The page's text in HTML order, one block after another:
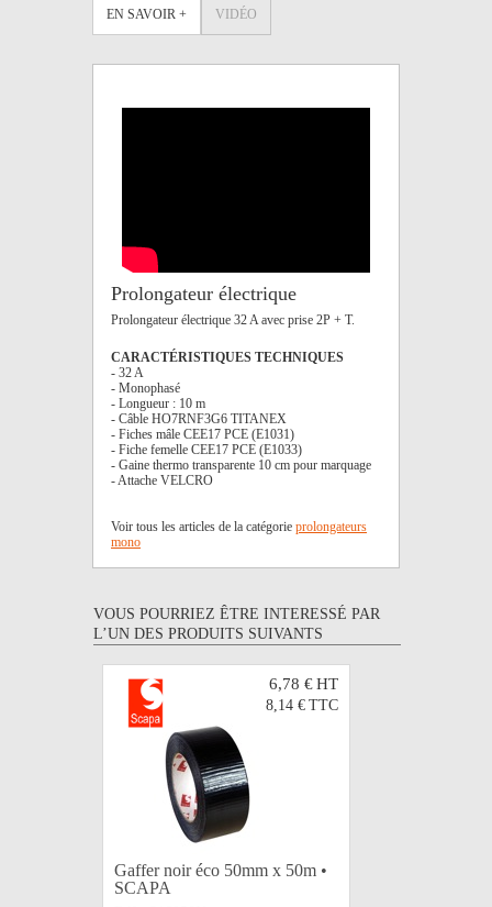
EN SAVOIR + VIDÉO
Prolongateur électrique
Prolongateur électrique 32 A avec prise 2P + T.
CARACTÉRISTIQUES TECHNIQUES
- 32 A
- Monophasé
- Longueur : 10 m
- Câble HO7RNF3G6 TITANEX
- Fiches mâle CEE17 PCE (E1031)
- Fiche femelle CEE17 PCE (E1033)
- Gaine thermo transparente 10 cm pour marquage
- Attache VELCRO
Voir tous les articles de la catégorie prolongateurs
mono
VOUS POURRIEZ ÊTRE INTERESSÉ PAR
L’UN DES PRODUITS SUIVANTS
6,78 €HT
8,14 € TTC
Gaffer noir éco 50mm x 50m •
SCAPA